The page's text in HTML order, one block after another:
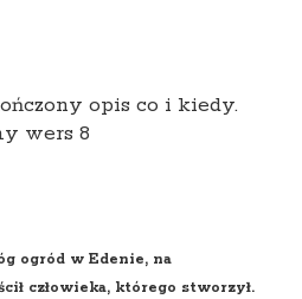
opis co i kiedy.
wers 8
ogród w Edenie, na
człowieka, którego stworzył.